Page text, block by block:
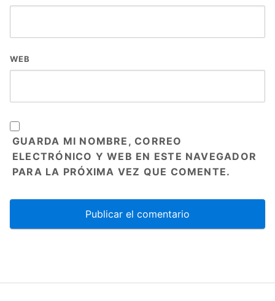
WEB
GUARDA MI NOMBRE, CORREO
ELECTRÓNICO Y WEB EN ESTE NAVEGADOR
PARA LA PRÓXIMA VEZ QUE COMENTE.